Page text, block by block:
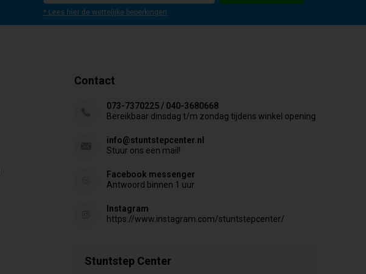
* Lees hier de wettelijke beperkingen
Contact
073-7370225 / 040-3680668
Bereikbaar dinsdag t/m zondag tijdens winkel opening
info@stuntstepcenter.nl
Stuur ons een mail!
Facebook messenger
Antwoord binnen 1 uur
Instagram
https://www.instagram.com/stuntstepcenter/
Stuntstep Center